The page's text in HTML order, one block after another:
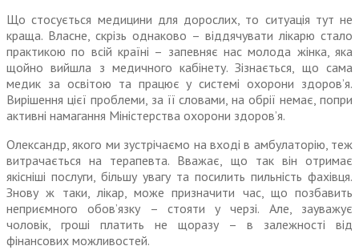
Що стосується медицини для дорослих, то ситуація тут не
краща. Власне, скрізь одна­ково – віддячувати лікарю стало
практикою по всій країні – запев­няє нас молода жінка, яка
щойно вийшла з медичного кабінету. Зізнається, що сама
медик за освітою та працює у системі охорони здоров’я.
Вирішення цієї проблеми, за її словами, на обрії немає, попри
активні намагання Міністерства охорони здоров’я.
Олександр, якого ми зустріча­ємо на вході в амбулаторію, теж
витрачається на терапевта. Вва­жає, що так він отримає
якісніші послуги, більшу увагу та поси­лить пильність фахівця.
Знову ж таки, лікар, може призначити час, що позбавить
неприємного обов’язку – стояти у черзі. Але, зауважує
чоловік, гроші платить не щоразу – в залежності від
фінансових можливостей.